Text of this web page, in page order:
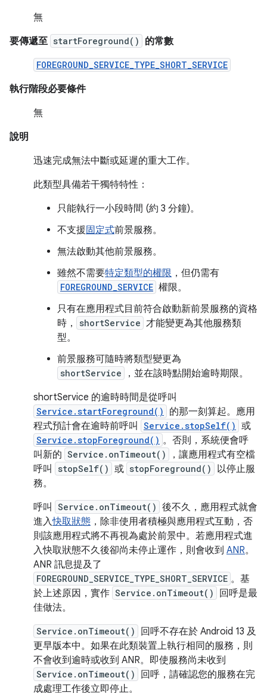
無
要傳遞至 startForeground() 的常數
FOREGROUND_SERVICE_TYPE_SHORT_SERVICE
執行階段必要條件
無
說明
迅速完成無法中斷或延遲的重大工作。
此類型具備若干獨特特性：
只能執行一小段時間 (約 3 分鐘)。
不支援固定式前景服務。
無法啟動其他前景服務。
雖然不需要特定類型的權限 ，但仍需有
FOREGROUND_SERVICE 權限。
只有在應用程式目前符合啟動新前景服務的資格
時，
shortService 才能變更為其他服務類
型。
前景服務可隨時將類型變更為
shortService
，並在該時點開始逾時期限。
shortService 的逾時時間是從呼叫
Service.startForeground()
的那一刻算起。應用
程式預計會在逾時前呼叫
Service.stopSelf() 或
Service.stopForeground() 。否則，系統便會呼
叫新的 Service.onTimeout()
，讓應用程式有空檔
呼叫
stopSelf() 或 stopForeground()
以停止服
務。
呼叫
Service.onTimeout() 後不久，應用程式就會
進入快取狀態 ，除非使用者積極與應用程式互動，否
則該應用程式將不再視為處於前景中。若應用程式進
入快取狀態不久後卻尚未停止運作，則會收到 ANR。
ANR 訊息提及了
FOREGROUND_SERVICE_TYPE_SHORT_SERVICE 。基
於上述原因，實作 Service.onTimeout()
回呼是最
佳做法。
Service.onTimeout()
回呼不存在於 Android 13 及
更早版本中。如果在此類裝置上執行相同的服務，則
不會收到逾時或收到 ANR。即使服務尚未收到
Service.onTimeout()
回呼，請確認您的服務在完
成處理工作後立即停止。